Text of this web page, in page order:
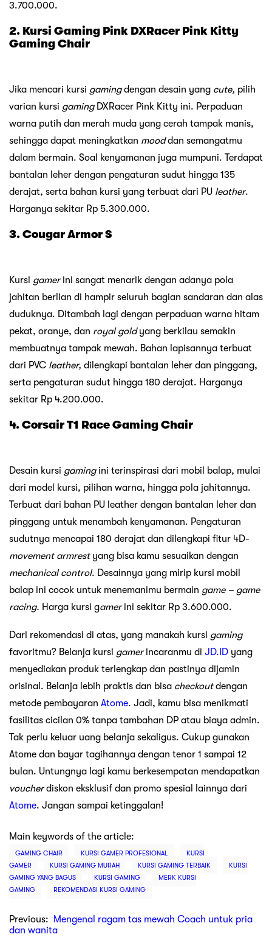
3.700.000.
2. Kursi Gaming Pink DXRacer Pink Kitty
Gaming Chair
Jika mencari kursi gamingdengan desain yang cute, pilih
varian kursi gamingDXRacer Pink Kitty ini. Perpaduan
warna putih dan merah muda yang cerah tampak manis,
sehingga dapat meningkatkan mooddan semangatmu
dalam bermain. Soal kenyamanan juga mumpuni. Terdapat
bantalan leher dengan pengaturan sudut hingga 135
derajat, serta bahan kursi yang terbuat dari PU leather.
Harganya sekitar Rp 5.300.000.
3. Cougar Armor S
Kursi gamerini sangat menarik dengan adanya pola
jahitan berlian di hampir seluruh bagian sandaran dan alas
duduknya. Ditambah lagi dengan perpaduan warna hitam
pekat, oranye, dan royal goldyang berkilau semakin
membuatnya tampak mewah. Bahan lapisannya terbuat
dari PVC leather, dilengkapi bantalan leher dan pinggang,
serta pengaturan sudut hingga 180 derajat. Harganya
sekitar Rp 4.200.000.
4. Corsair T1 Race Gaming Chair
Desain kursi gamingini terinspirasi dari mobil balap, mulai
dari model kursi, pilihan warna, hingga pola jahitannya.
Terbuat dari bahan PU leather dengan bantalan leher dan
pinggang untuk menambah kenyamanan. Pengaturan
sudutnya mencapai 180 derajat dan dilengkapi fitur 4D-
movement armrestyang bisa kamu sesuaikan dengan
mechanical control. Desainnya yang mirip kursi mobil
balap ini cocok untuk menemanimu bermain game – game
racing. Harga kursi gamerini sekitar Rp 3.600.000.
Dari rekomendasi di atas, yang manakah kursi gaming
favoritmu? Belanja kursi gamerincaranmu di JD.ID yang
menyediakan produk terlengkap dan pastinya dijamin
orisinal. Belanja lebih praktis dan bisa checkoutdengan
metode pembayaran Atome. Jadi, kamu bisa menikmati
fasilitas cicilan 0% tanpa tambahan DP atau biaya admin.
Tak perlu keluar uang belanja sekaligus. Cukup gunakan
Atome dan bayar tagihannya dengan tenor 1 sampai 12
bulan. Untungnya lagi kamu berkesempatan mendapatkan
voucherdiskon eksklusif dan promo spesial lainnya dari
Atome. Jangan sampai ketinggalan!
Main keywords of the article:
GAMING CHAIR KURSI GAMER PROFESIONAL
KURSI
GAMER
KURSI GAMING MURAH KURSI GAMING TERBAIK
KURSI
GAMING YANG BAGUS
KURSI GAMING
MERK KURSI
GAMING
REKOMENDASI KURSI GAMING
Previous:
Mengenal ragam tas mewah Coach untuk pria
dan wanita